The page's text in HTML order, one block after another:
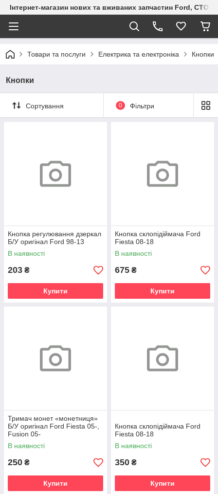
Інтернет-магазин нових та вживаних запчастин Ford, СТО
Товари та послуги Електрика та електроніка Кнопки
Кнопки
Сортування 0 Фільтри
Кнопка регулювання дзеркал
Б/У оригінал Ford 98-13
В наявності
203 ₴
Купити
Кнопка склопідіймача Ford
Fiesta 08-18
В наявності
675 ₴
Купити
Тримач монет «монетниця»
Б/У оригінал Ford Fiesta 05-,
Fusion 05-
В наявності
250 ₴
Купити
Кнопка склопідіймача Ford
Fiesta 08-18
В наявності
350 ₴
Купити